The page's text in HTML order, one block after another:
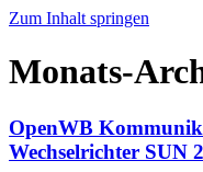
Zum Inhalt springen
Monats-
OpenWB
Wechselrichter SUN